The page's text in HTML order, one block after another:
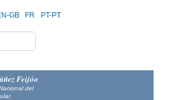
GB FR PT-PT
Feijóo
del